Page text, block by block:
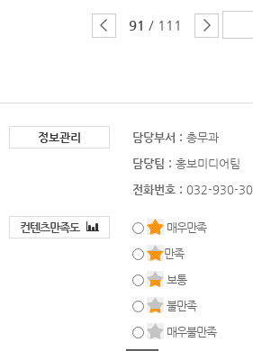
91 / 111
정보관리 담당부서 : 총무과
담당팀 : 홍보미디어팀
전화번호 : 032-930-
컨텐츠만족도
매우만족
만족
보통
불만족
매우불만족